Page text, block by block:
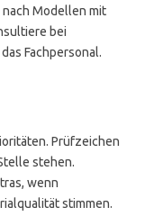
nach Modellen mit
bei
Fachpersonal.
Prüfzeichen
stehen.
wenn
stimmen.